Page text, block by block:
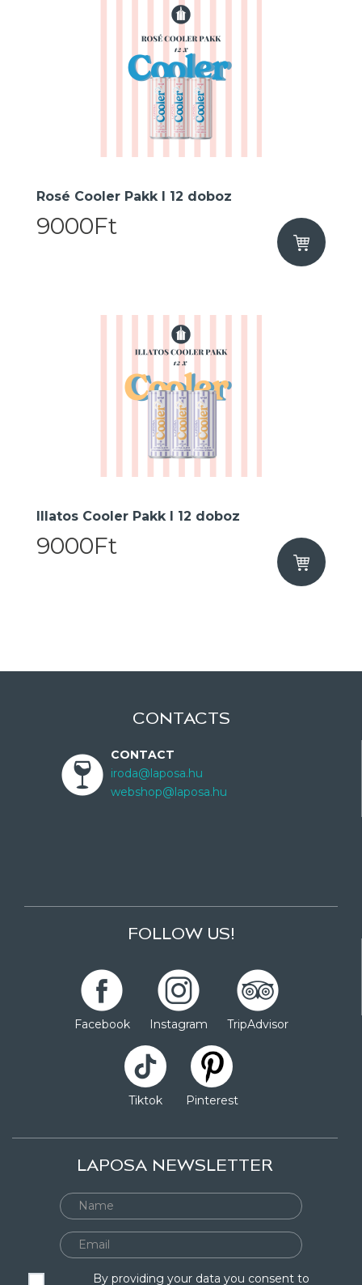
Rosé Cooler Pakk I 12 doboz
9000Ft
Illatos Cooler Pakk I 12 doboz
9000Ft
CONTACTS
CONTACT
iroda@laposa.hu
webshop@laposa.hu
FOLLOW US!
Facebook Instagram TripAdvisor
Tiktok Pinterest
LAPOSA NEWSLETTER
By providing your data you consent to